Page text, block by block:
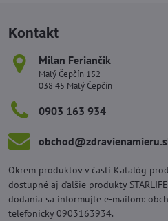
Kontakt
Milan Feriančik
Malý Čepčín 152
038 45 Malý Čepčín
0903 163 934
Okrem produktov v časti Katalóg
dostupné aj ďalšie produkty
dodania sa informujte e-mailom:
telefonicky 0903163934.